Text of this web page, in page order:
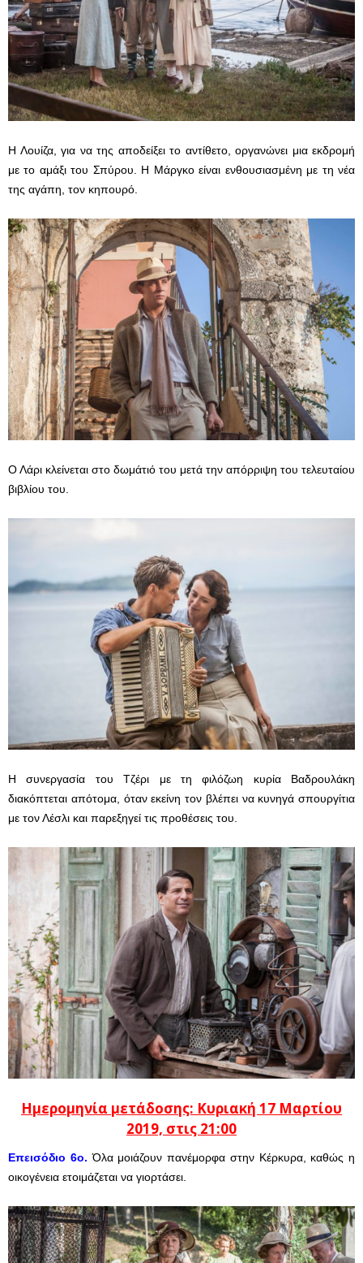
Η Λουίζα, για να της αποδείξει το αντίθετο, οργανώνει μια εκδρομή
με το αμάξι του Σπύρου. Η Μάργκο είναι ενθουσιασμένη με τη νέα
της αγάπη, τον κηπουρό.
Ο Λάρι κλείνεται στο δωμάτιό του μετά την απόρριψη του τελευταίου
βιβλίου του.
Η συνεργασία του Τζέρι με τη φιλόζωη κυρία Βαδρουλάκη
διακόπτεται απότομα, όταν εκείνη τον βλέπει να κυνηγά σπουργίτια
με τον Λέσλι και παρεξηγεί τις προθέσεις του.
Ημερομηνία μετάδοσης: Κυριακή 17 Μαρτίου
2019, στις 21:00
Επεισόδιο 6o. Όλα μοιάζουν πανέμορφα στην Κέρκυρα, καθώς η
οικογένεια ετοιμάζεται να γιορτάσει.